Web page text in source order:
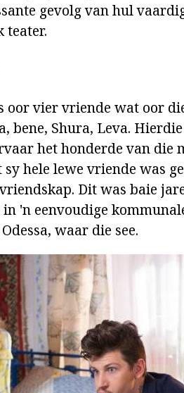
gevolg van hul
teater.
oor vier vriende wat oor
bene, Shura, Leva.
het honderde van die
hele lewe vriende was
Dit was baie
'n eenvoudige
waar die see.